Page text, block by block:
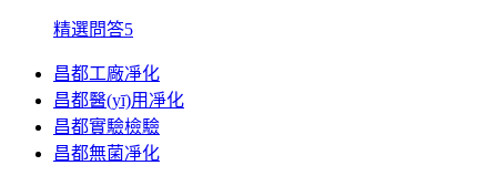
精選問答5
昌都工廠凈化
昌都醫(yī)用凈化
昌都實驗檢驗
昌都無菌凈化